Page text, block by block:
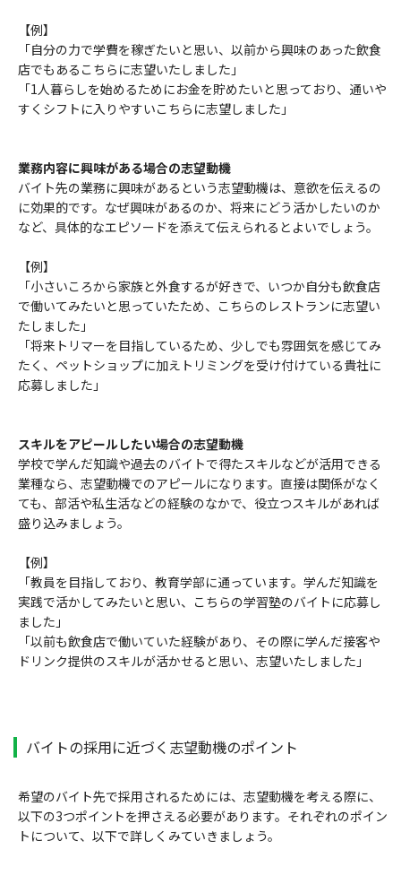
【例】
「自分の力で学費を稼ぎたいと思い、以前から興味のあった飲食
店でもあるこちらに志望いたしました」
「1人暮らしを始めるためにお金を貯めたいと思っており、通いや
すくシフトに入りやすいこちらに志望しました」
業務内容に興味がある場合の志望動機
バイト先の業務に興味があるという志望動機は、意欲を伝えるの
に効果的です。なぜ興味があるのか、将来にどう活かしたいのか
など、具体的なエピソードを添えて伝えられるとよいでしょう。
【例】
「小さいころから家族と外食するが好きで、いつか自分も飲食店
で働いてみたいと思っていたため、こちらのレストランに志望い
たしました」
「将来トリマーを目指しているため、少しでも雰囲気を感じてみ
たく、ペットショップに加えトリミングを受け付けている貴社に
応募しました」
スキルをアピールしたい場合の志望動機
学校で学んだ知識や過去のバイトで得たスキルなどが活用できる
業種なら、志望動機でのアピールになります。直接は関係がなく
ても、部活や私生活などの経験のなかで、役立つスキルがあれば
盛り込みましょう。
【例】
「教員を目指しており、教育学部に通っています。学んだ知識を
実践で活かしてみたいと思い、こちらの学習塾のバイトに応募し
ました」
「以前も飲食店で働いていた経験があり、その際に学んだ接客や
ドリンク提供のスキルが活かせると思い、志望いたしました」
バイトの採用に近づく志望動機のポイント
希望のバイト先で採用されるためには、志望動機を考える際に、
以下の3つポイントを押さえる必要があります。それぞれのポイン
トについて、以下で詳しくみていきましょう。